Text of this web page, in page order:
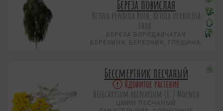
Береза повислая
Betula pendula Roth, Betula verrucosa
Ehrh.
БЕРЕЗА БОРОДАВЧАТАЯ
БЕРЕЗИНА, БЕРЕЗНИК, ГЛУШИНА.
Бессмертник песчаный
Ядовитое растение
Helichrysum arenarium (L.) Moench
ЦМИН ПЕСЧАНЫЙ